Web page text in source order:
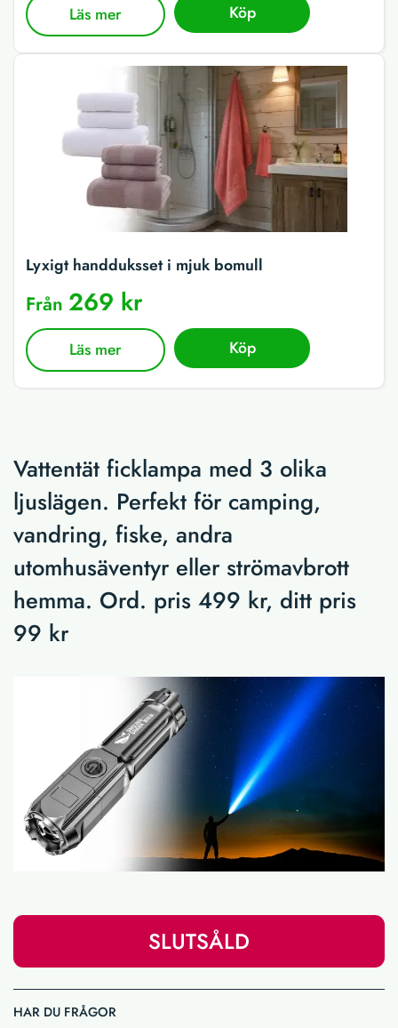
Läs mer Köp
Lyxigt handduksset i mjuk bomull
Från 269 kr
Läs mer Köp
Vattentät ficklampa med 3 olika
ljuslägen. Perfekt för camping,
vandring, fiske, andra
utomhusäventyr eller strömavbrott
hemma. Ord. pris 499 kr, ditt pris
99 kr
SLUTSÅLD
HAR DU FRÅGOR